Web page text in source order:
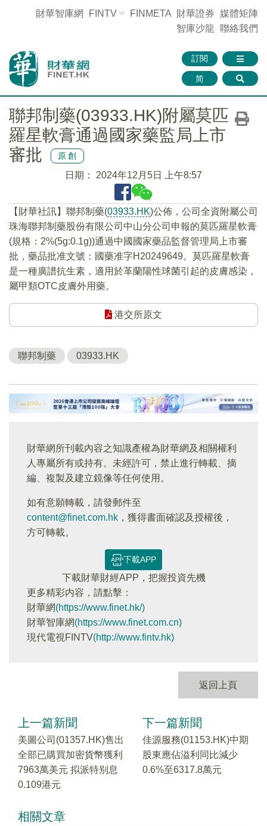
財華智庫網 FINTV FINMETA 財華證券 媒體矩陣
智庫沙龍 聯絡我們
訂閱
简
聯邦制藥(03933.HK)附屬莫匹
羅星軟膏通過國家藥監局上市
審批
原創
日期： 2024年12月5日 上午8:57
【財華社訊】聯邦制藥(03933.HK)公佈，公司全資附屬公司
珠海聯邦制藥股份有限公司中山分公司申報的莫匹羅星軟膏
(規格：2%(5g:0.1g))通過中國國家藥品監督管理局上市審
批，藥品批准文號：國藥准字H20249649。莫匹羅星軟膏
是一種廣譜抗生素，適用於革蘭陽性球菌引起的皮膚感染，
屬甲類OTC皮膚外用藥。
港交所原文
聯邦制藥 03933.HK
財華網所刊載內容之知識產權為財華網及相關權利
人專屬所有或持有。未經許可，禁止進行轉載、摘
編、複製及建立鏡像等任何使用。
如有意願轉載，請發郵件至
content@finet.com.hk ，獲得書面確認及授權後，
方可轉載。
下載APP
下載財華財經APP，把握投資先機
更多精彩内容，請點擊：
財華網(https://www.finet.hk/)
財華智庫網(https://www.finet.com.cn)
現代電視FINTV(http://www.fintv.hk)
返回上頁
上一篇新聞
美圖公司(01357.HK)售出
全部已購買加密貨幣獲利
7963萬美元 拟派特别息
0.109港元
下一篇新聞
佳源服務(01153.HK)中期
股東應佔溢利同比減少
0.6%至6317.8萬元
相關文章